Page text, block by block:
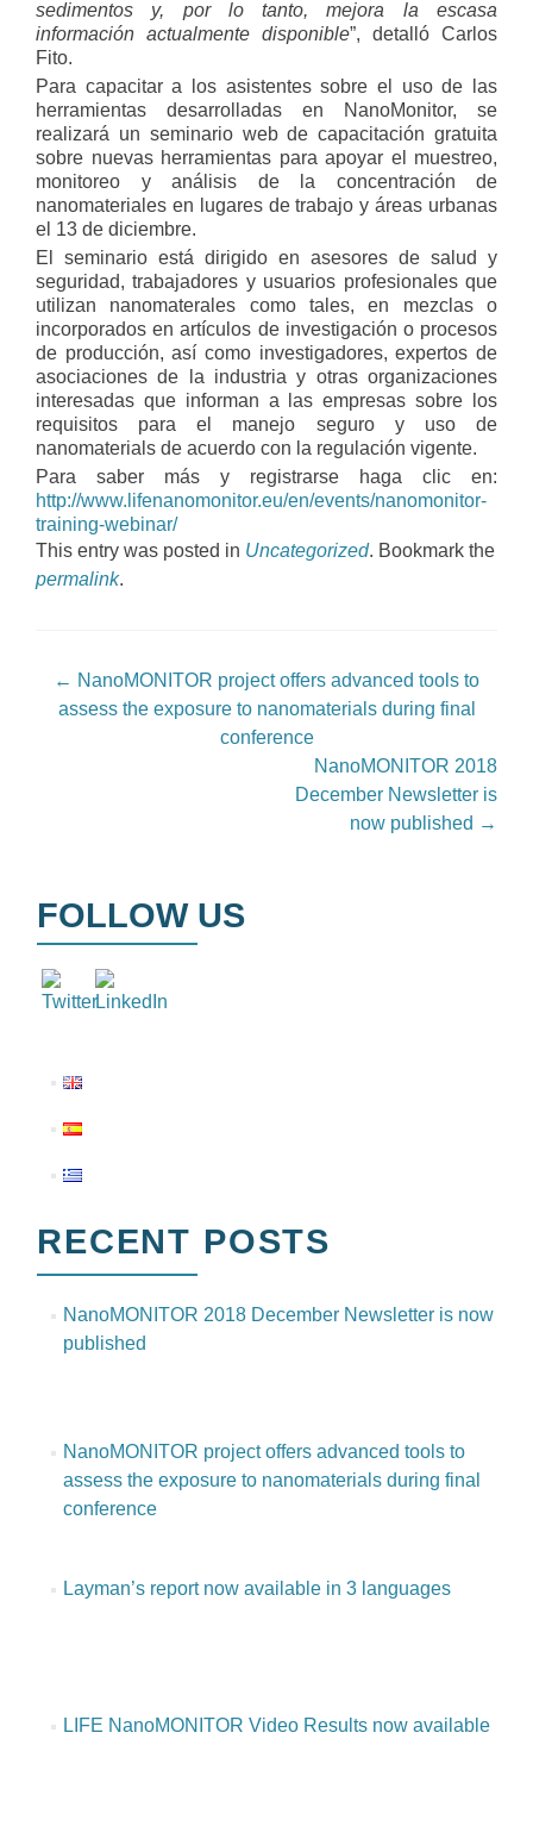
sedimentos y, por lo tanto, mejora la escasa
información actualmente disponible”, detalló Carlos
Fito.
Para capacitar a los asistentes sobre el uso de las
herramientas desarrolladas en NanoMonitor, se
realizará un seminario web de capacitación gratuita
sobre nuevas herramientas para apoyar el muestreo,
monitoreo y análisis de la concentración de
nanomateriales en lugares de trabajo y áreas urbanas
el 13 de diciembre.
El seminario está dirigido en asesores de salud y
seguridad, trabajadores y usuarios profesionales que
utilizan nanomaterales como tales, en mezclas o
incorporados en artículos de investigación o procesos
de producción, así como investigadores, expertos de
asociaciones de la industria y otras organizaciones
interesadas que informan a las empresas sobre los
requisitos para el manejo seguro y uso de
nanomaterials de acuerdo con la regulación vigente.
Para saber más y registrarse haga clic en:
http://www.lifenanomonitor.eu/en/events/nanomonitor-
training-webinar/
This entry was posted in Uncategorized. Bookmark the
permalink.
Post navigation
← NanoMONITOR project offers advanced tools to
assess the exposure to nanomaterials during final
conference
NanoMONITOR 2018
December Newsletter is
now published →
FOLLOW US
RECENT POSTS
NanoMONITOR 2018 December Newsletter is now
published
NanoMONITOR project offers advanced tools to
assess the exposure to nanomaterials during final
conference
Layman’s report now available in 3 languages
LIFE NanoMONITOR Video Results now available